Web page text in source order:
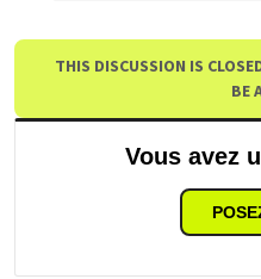
THIS DISCUSSION IS
BE
Vous avez